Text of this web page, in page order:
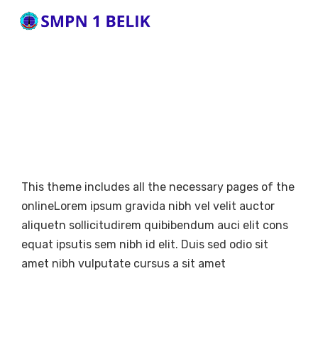
This theme includes all the necessary pages of the
onlineLorem ipsum gravida nibh vel velit auctor
aliquetn sollicitudirem quibibendum auci elit cons
equat ipsutis sem nibh id elit. Duis sed odio sit
amet nibh vulputate cursus a sit amet